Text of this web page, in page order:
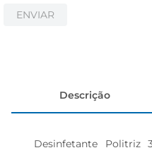
ENVIAR
Descrição
Desinfetante Politriz